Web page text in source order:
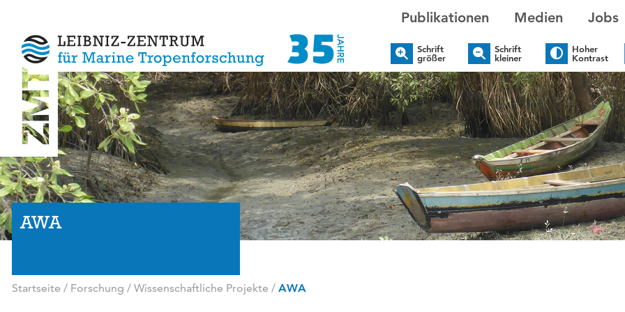
Publikationen Medien Jobs
Schrift
größer
Schrift
kleiner
Hoher
Kontrast
AWA
Startseite / Forschung / Wissenschaftliche Projekte / AWA